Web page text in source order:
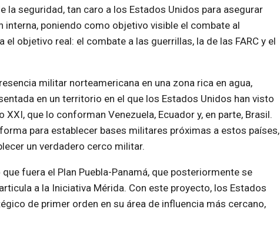
la seguridad, tan caro a los Estados Unidos para asegurar
interna, poniendo como objetivo visible el combate al
objetivo real: el combate a las guerrillas, la de las FARC y el
militar norteamericana en una zona rica en agua,
en un territorio en el que los Estados Unidos han visto
que lo conforman Venezuela, Ecuador y, en parte, Brasil.
para establecer bases militares próximas a estos países,
un verdadero cerco militar.
fuera el Plan Puebla-Panamá, que posteriormente se
a la Iniciativa Mérida. Con este proyecto, los Estados
de primer orden en su área de influencia más cercano,